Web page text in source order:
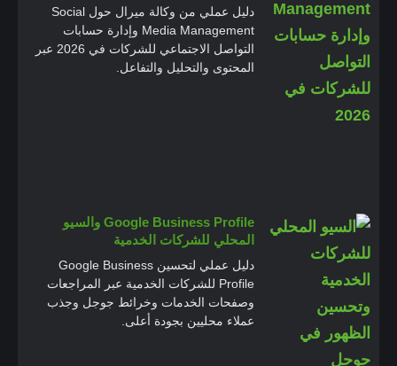
دليل عملي من وكالة ميرال حول Social
Media Management وإدارة حسابات
التواصل الاجتماعي للشركات في 2026 عبر
المحتوى والتحليل والتفاعل.
Google Business Profile والسيو
المحلي للشركات الخدمية
دليل عملي لتحسين Google Business
Profile للشركات الخدمية عبر المراجعات
وصفحات الخدمات وخرائط جوجل وجذب
عملاء محليين بجودة أعلى.